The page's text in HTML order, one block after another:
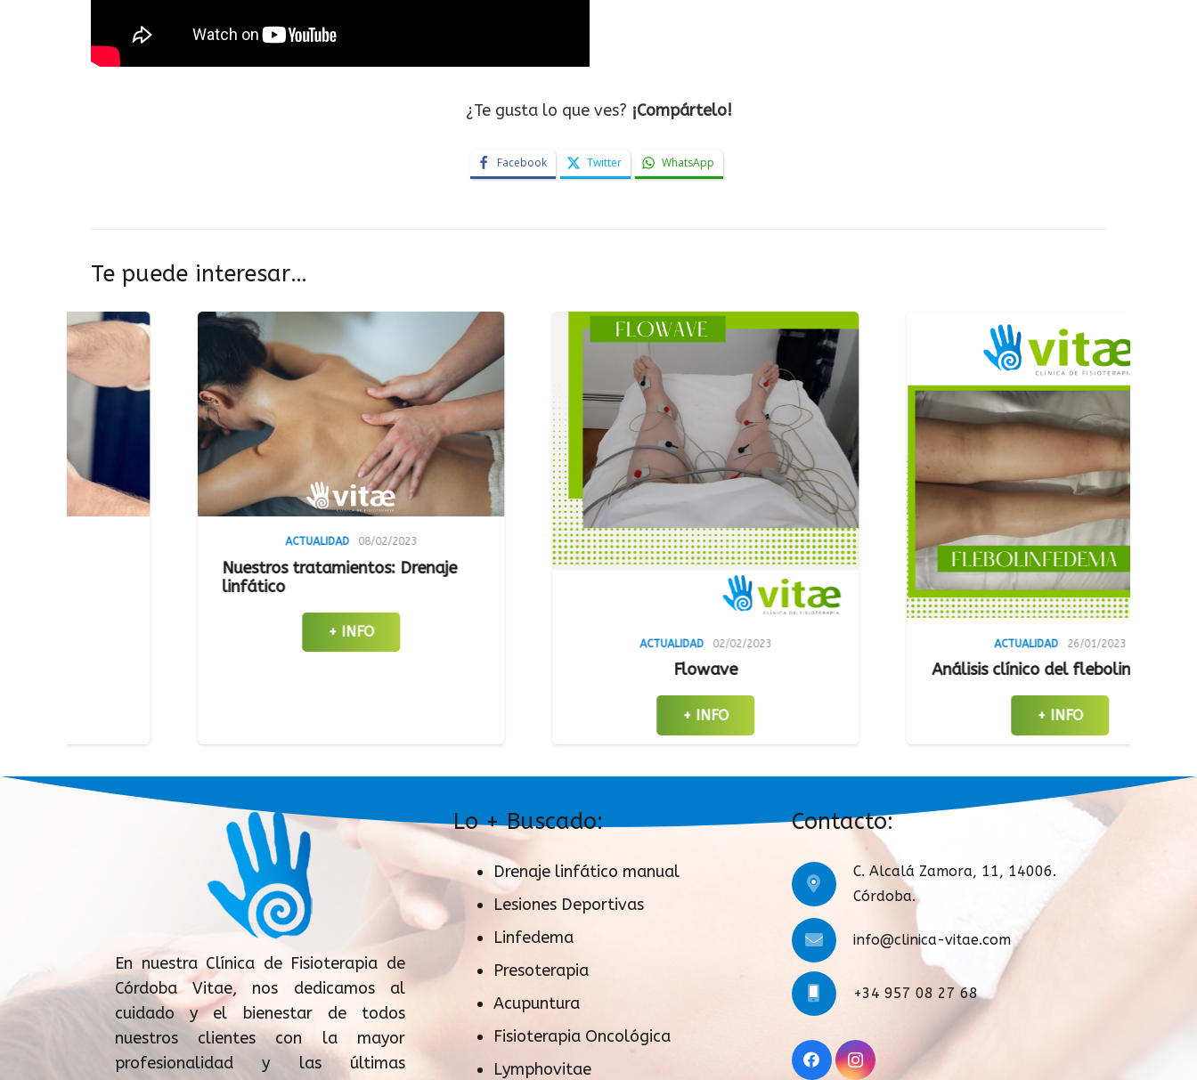
¿Te gusta lo que ves? ¡Compártelo!
Facebook Twitter WhatsApp
Te puede interesar…
Nuestros tratamientos: Drenaje
Análisis clínico del flebolinfedema
En nuestra Clínica de Fisioterapia de
Córdoba Vitae, nos dedicamos al
cuidado y el bienestar de todos
nuestros clientes con la mayor
profesionalidad y las últimas
Lo + Buscado:
Drenaje linfático manual
Lesiones Deportivas
Linfedema
Presoterapia
Acupuntura
Fisioterapia Oncológica
Lymphovitae
Contacto:
C. Alcalá Zamora, 11, 14006.
Córdoba.
info@clinica-vitae.com
+34 957 08 27 68